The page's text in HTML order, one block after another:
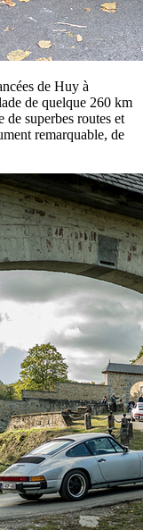
de Huy à
de quelque 260 km
de superbes routes et
remarquable, de